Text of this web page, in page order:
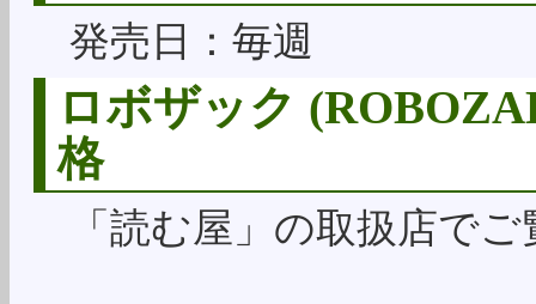
発売日：毎週
ロボザック
格
「読む屋」の取扱店で